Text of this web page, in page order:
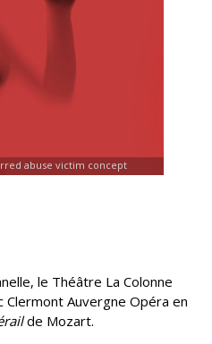
abuse victim concept
le Théâtre La Colonne
Auvergne Opéra en
de Mozart.